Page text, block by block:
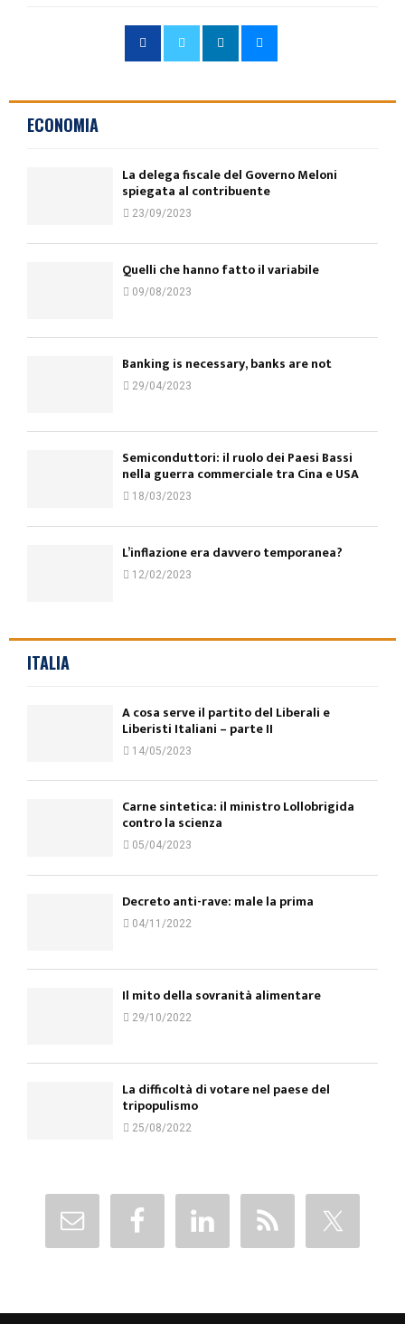
ECONOMIA
La delega fiscale del Governo Meloni
spiegata al contribuente
23/09/2023
Quelli che hanno fatto il variabile
09/08/2023
Banking is necessary, banks are not
29/04/2023
Semiconduttori: il ruolo dei Paesi Bassi
nella guerra commerciale tra Cina e USA
18/03/2023
L’inflazione era davvero temporanea?
12/02/2023
ITALIA
A cosa serve il partito del Liberali e
Liberisti Italiani – parte II
14/05/2023
Carne sintetica: il ministro Lollobrigida
contro la scienza
05/04/2023
Decreto anti-rave: male la prima
04/11/2022
Il mito della sovranità alimentare
29/10/2022
La difficoltà di votare nel paese del
tripopulismo
25/08/2022